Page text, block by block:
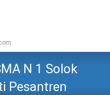
N 1 Solok
Pesantren